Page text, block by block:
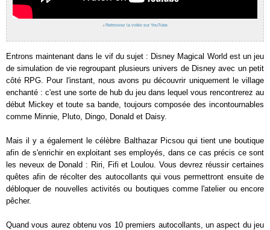
› Retrouvez la vidéo sur YouTube
Entrons maintenant dans le vif du sujet : Disney Magical World est un jeu
de simulation de vie regroupant plusieurs univers de Disney avec un petit
côté RPG. Pour l'instant, nous avons pu découvrir uniquement le village
enchanté : c'est une sorte de hub du jeu dans lequel vous rencontrerez au
début Mickey et toute sa bande, toujours composée des incontournables
comme Minnie, Pluto, Dingo, Donald et Daisy.
Mais il y a également le célèbre Balthazar Picsou qui tient une boutique
afin de s'enrichir en exploitant ses employés, dans ce cas précis ce sont
les neveux de Donald : Riri, Fifi et Loulou. Vous devrez réussir certaines
quêtes afin de récolter des autocollants qui vous permettront ensuite de
débloquer de nouvelles activités ou boutiques comme l'atelier ou encore
pêcher.
Quand vous aurez obtenu vos 10 premiers autocollants, un aspect du jeu